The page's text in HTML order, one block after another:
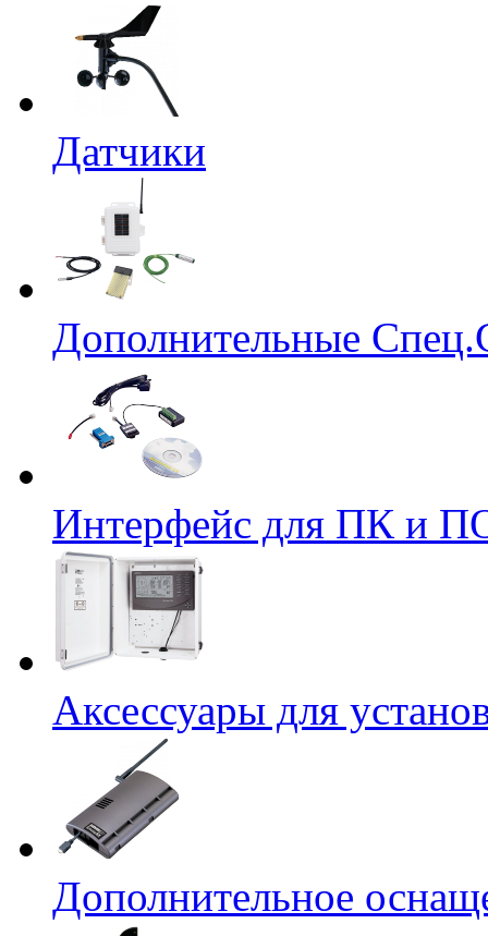
Датчики
Дополнительные
Интерфейс для ПК и
Аксессуары для
Дополнительное